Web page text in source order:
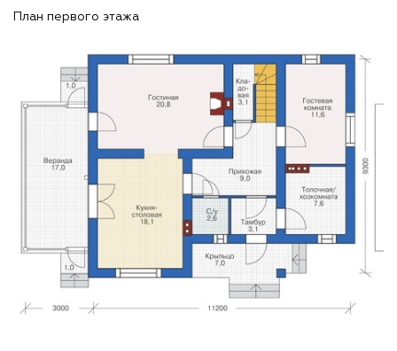
План первого этажа